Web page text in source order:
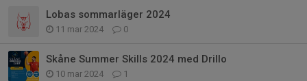
Lobas sommarläger 2024
11 mar 2024 0
Skåne Summer Skills 2024 med Drillo
10 mar 2024 1